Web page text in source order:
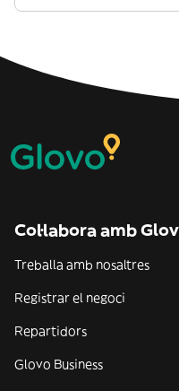
Col·labora amb
Treballa amb nosaltres
Registrar el negoci
Repartidors
Glovo Business